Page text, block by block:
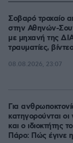
Σοβαρό τροχαίο
στην Αθηνών-
με μηχανή της
τραυματίες, βίντεο
08.08.2026, 23:07
Για
κατηγορούνται
και ο ιδιοκτήτης
Πάρο: Πώς έγινε